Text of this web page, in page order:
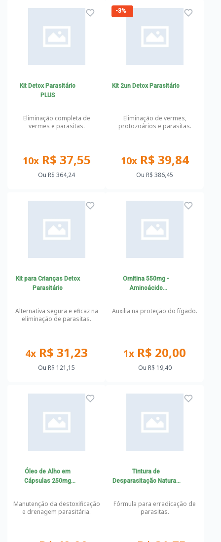
Kit Detox Parasitário
PLUS
Eliminação completa de
vermes e parasitas.
10xR$ 37,55
Ou R$ 364,24
-3%
Kit 2un Detox Parasitário
Eliminação de vermes,
protozoários e parasitas.
10xR$ 39,84
Ou R$ 386,45
Kit para Crianças Detox
Parasitário
Alternativa segura e eficaz na
eliminação de parasitas.
4x R$ 31,23
Ou R$ 121,15
Ornitina 550mg -
Aminoácido
Auxilia na proteção do fígado.
1x R$ 20,00
Ou R$ 19,40
Óleo de Alho em
Cápsulas 250mg
Parasitário
Manutenção da destoxificação
e drenagem parasitária.
Tintura de
Desparasitação Natural:
+ Berberis + Cravo da
Índia + Absinto 90ml
Fórmula para erradicação de
parasitas.